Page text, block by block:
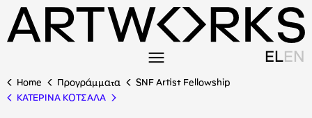
ELEN
Home Προγράμματα
SNF Artist Fellowship
ΚΑΤΕΡΙΝΑ ΚΟΤΣΑΛΑ